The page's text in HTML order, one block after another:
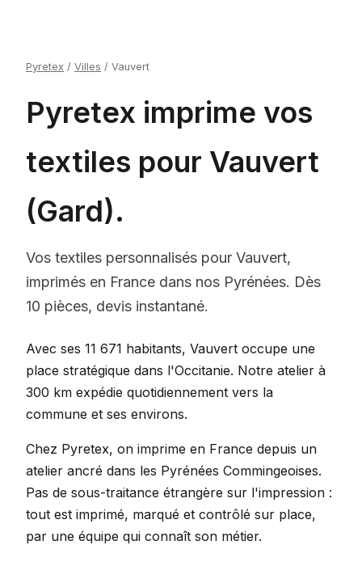
Pyretex / Villes / Vauvert
Pyretex imprime vos
textiles pour Vauvert
(Gard).
Vos textiles personnalisés pour Vauvert,
imprimés en France dans nos Pyrénées. Dès
10 pièces, devis instantané.
Avec ses 11 671 habitants, Vauvert occupe une
place stratégique dans l'Occitanie. Notre atelier à
300 km expédie quotidiennement vers la
commune et ses environs.
Chez Pyretex, on imprime en France depuis un
atelier ancré dans les Pyrénées Commingeoises.
Pas de sous-traitance étrangère sur l'impression :
tout est imprimé, marqué et contrôlé sur place,
par une équipe qui connaît son métier.